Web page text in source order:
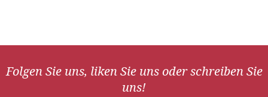
Folgen Sie uns, liken Sie uns oder schreiben Sie
uns!